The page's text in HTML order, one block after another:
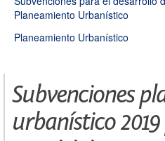
Planeamiento Urbanístico
Planeamiento Urbanístico
Subvenciones
urbanístico